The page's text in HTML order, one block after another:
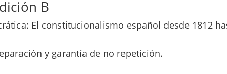
B
El constitucionalismo español desde 1812
y garantía de no repetición.